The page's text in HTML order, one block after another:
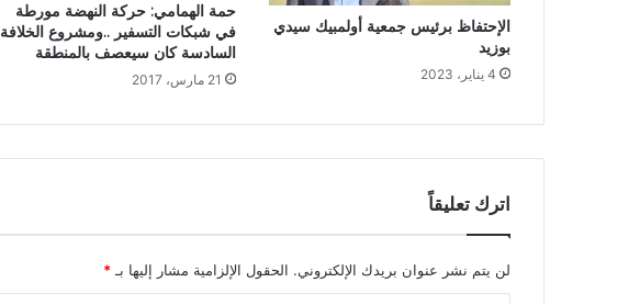
الإحتفاظ برئيس جمعية أولمبيك سيدي
بوزيد
4 يناير، 2023
حمة الهمامي: حركة النهضة مورطة
في شبكات التسفير ..ومشروع الخلافة
السادسة كان سيعصف بالمنطقة
21 مارس، 2017
اترك تعليقاً
لن يتم نشر عنوان بريدك الإلكتروني. الحقول الإلزامية مشار إليها بـ*